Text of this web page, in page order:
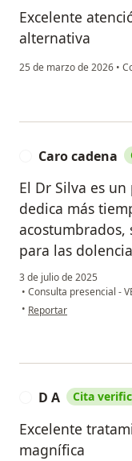
Excelente
alternativa
25 de marzo de 2026 •
Caro cadena
El Dr Silva es
dedica más
acostumbrados,
para las
3 de julio de 2025
• Consulta presencial -
• en opinión del usuario
Reportar
D A Cita
Excelente
magnífica